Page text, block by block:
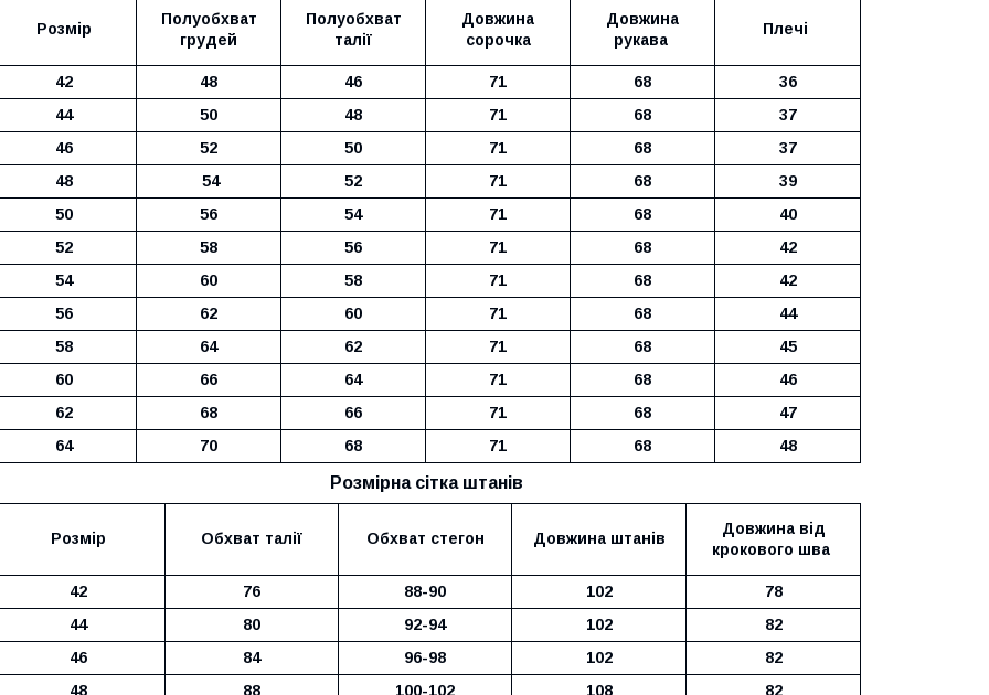
Розмір
Полуобхват
грудей
Полуобхват
талії
Довжина
сорочка
Довжина
рукава
Плечі
42 48 46 71 68
36
44
50 48 71 68
37
46
52 50 71 68
37
48
54 52 71 68
39
50
56 54 71 68
40
52
58 56 71 68
42
54
60 58 71 68
42
56
62 60 71 68
44
58
64 62 71 68
45
60
66 64 71 68
46
62
68 66 71 68
47
64
70 68 71 68 48
Розмірна сітка штанів
Розмір Обхват талії Обхват стегон Довжина штанів
Довжина від
крокового шва
42 76 88-90 102
78
44
80 92-94 102
82
46
84 96-98 102
82
48
88 100-102 108
82